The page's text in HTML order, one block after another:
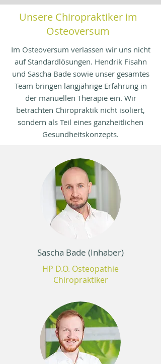
Unsere Chiropraktiker im
Osteoversum
Im Osteoversum verlassen wir uns nicht
auf Standardlösungen. Hendrik Fisahn
und Sascha Bade sowie unser gesamtes
Team bringen langjährige Erfahrung in
der manuellen Therapie ein. Wir
betrachten Chiropraktik nicht isoliert,
sondern als Teil eines ganzheitlichen
Gesundheitskonzepts.
Sascha Bade (Inhaber)
HP D.O. Osteopathie
Chiropraktiker